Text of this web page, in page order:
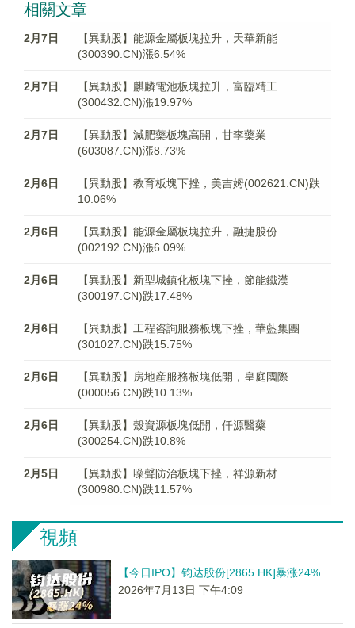
相關文章
2月7日
【異動股】能源金屬板塊拉升，天華新能
(300390.CN)漲6.54%
2月7日
【異動股】麒麟電池板塊拉升，富臨精工
(300432.CN)漲19.97%
2月7日
【異動股】減肥藥板塊高開，甘李藥業
(603087.CN)漲8.73%
2月6日
【異動股】教育板塊下挫，美吉姆(002621.CN)跌
10.06%
2月6日
【異動股】能源金屬板塊拉升，融捷股份
(002192.CN)漲6.09%
2月6日
【異動股】新型城鎮化板塊下挫，節能鐵漢
(300197.CN)跌17.48%
2月6日
【異動股】工程咨詢服務板塊下挫，華藍集團
(301027.CN)跌15.75%
2月6日
【異動股】房地産服務板塊低開，皇庭國際
(000056.CN)跌10.13%
2月6日
【異動股】殼資源板塊低開，仟源醫藥
(300254.CN)跌10.8%
2月5日
【異動股】噪聲防治板塊下挫，祥源新材
(300980.CN)跌11.57%
視頻
【今日IPO】钧达股份[2865.HK]暴涨24%
2026年7月13日 下午4:09